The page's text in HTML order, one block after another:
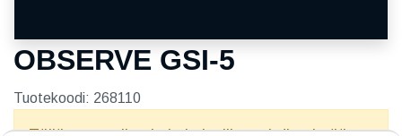
OBSERVE GSI-5
Tuotekoodi: 268110